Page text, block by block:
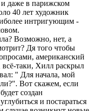
даже в парижском
40 лет художник
интригующим -
Возможно, нет, а
Дя того чтобы
американский
таки, Хилл раскрыл
" Для начала, мой
Вот скажем, если
создан
и постараться